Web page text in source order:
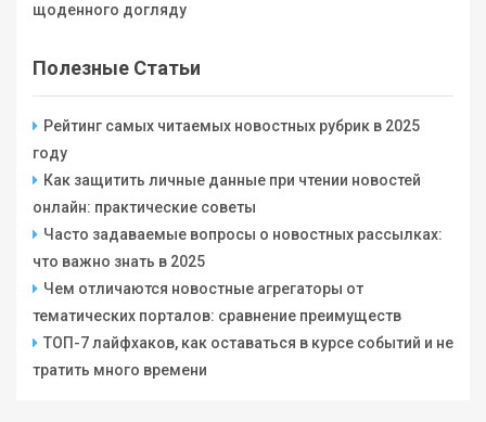
щоденного догляду
Полезные Статьи
Рейтинг самых читаемых новостных рубрик в 2025
году
Как защитить личные данные при чтении новостей
онлайн: практические советы
Часто задаваемые вопросы о новостных рассылках:
что важно знать в 2025
Чем отличаются новостные агрегаторы от
тематических порталов: сравнение преимуществ
ТОП-7 лайфхаков, как оставаться в курсе событий и не
тратить много времени